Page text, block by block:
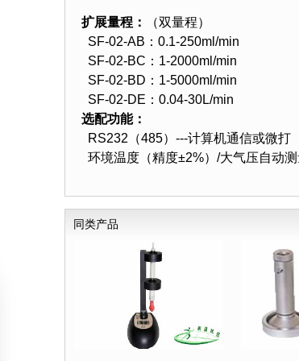
扩展量程：
（双量程）
SF-02-AB：0.1-250ml/min
SF-02-BC：1-2000ml/min
SF-02-BD：1-5000ml/min
SF-02-DE：0.04-30L/min
选配功能：
RS232（485）---计算机通信或微打
环境温度（精度±2%）/大气压自动测
同类产品